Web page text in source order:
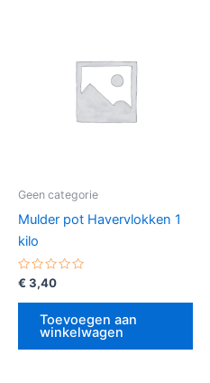
Geen categorie
Mulder pot Havervlokken 1
kilo
Gewaardeerd
0
uit
€ 3,40
Toevoegen aan
winkelwagen